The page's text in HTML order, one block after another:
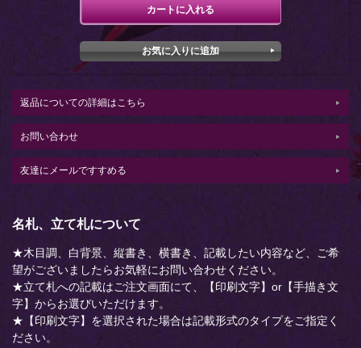
返品についての詳細はこちら
お問い合わせ
友達にメールですすめる
名札、立て札について
★木目調、白背景、縦書き、横書き、記載したい内容など、ご希
望がございましたらお気軽にお問い合わせください。
★立て札への記載はご注文画面にて、【印刷文字】or【手描き文
字】からお選びいただけます。
★【印刷文字】を選択された場合は記載形式のタイプをご指定く
ださい。